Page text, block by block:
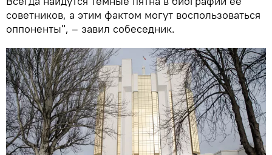
советников, а этим фактом могут воспользоваться
оппоненты", – завил собеседник.